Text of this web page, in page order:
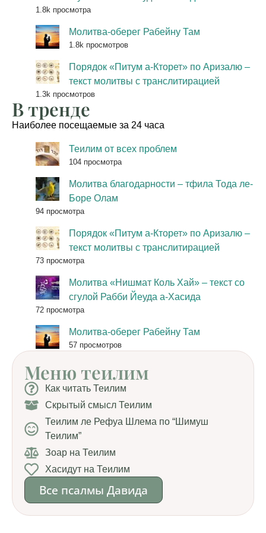
1.8k просмотра
Молитва-оберег Рабейну Там
1.8k просмотров
Порядок «Питум а-Кторет» по Аризалю –
текст молитвы с транслитирацией
1.3k просмотров
В тренде
Наиболее посещаемые за 24 часа
Теилим от всех проблем
104 просмотра
Молитва благодарности – тфила Тода ле-
Боре Олам
94 просмотра
Порядок «Питум а-Кторет» по Аризалю –
текст молитвы с транслитирацией
73 просмотра
Молитва «Нишмат Коль Хай» – текст со
сгулой Рабби Йеуда а-Хасида
72 просмотра
Молитва-оберег Рабейну Там
57 просмотров
Меню теилим
Как читать Теилим
Скрытый смысл Теилим
Теилим ле Рефуа Шлема по “Шимуш
Теилим”
Зоар на Теилим
Хасидут на Теилим
Все псалмы Давида